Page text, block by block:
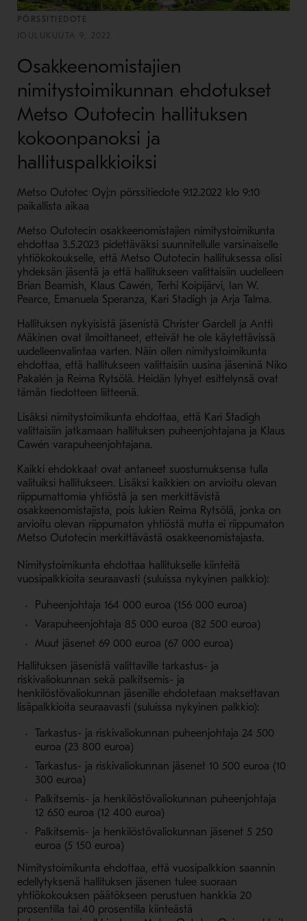
PÖRSSITIEDOTE
JOULUKUUTA 9, 2022
Osakkeenomistajien
nimitystoimikunnan ehdotukset
Metso Outotecin hallituksen
kokoonpanoksi ja
hallituspalkkioiksi
Metso Outotec Oyj:n pörssitiedote 9.12.2022 klo 9:10
paikallista aikaa
Metso Outotecin osakkeenomistajien nimitystoimikunta
ehdottaa 3.5.2023 pidettäväksi suunnitellulle varsinaiselle
yhtiökokoukselle, että Metso Outotecin hallituksessa olisi
yhdeksän jäsentä ja että hallitukseen valittaisiin uudelleen
Brian Beamish, Klaus Cawén, Terhi Koipijärvi, Ian W.
Pearce, Emanuela Speranza, Kari Stadigh ja Arja Talma.
Hallituksen nykyisistä jäsenistä Christer Gardell ja Antti
Mäkinen ovat ilmoittaneet, etteivät he ole käytettävissä
uudelleenvalintaa varten. Näin ollen nimitystoimikunta
ehdottaa, että hallitukseen valittaisiin uusina jäseninä Niko
Pakalén ja Reima Rytsölä. Heidän lyhyet esittelynsä ovat
tämän tiedotteen liitteenä.
Lisäksi nimitystoimikunta ehdottaa, että Kari Stadigh
valittaisiin jatkamaan hallituksen puheenjohtajana ja Klaus
Cawén varapuheenjohtajana.
Kaikki ehdokkaat ovat antaneet suostumuksensa tulla
valituiksi hallitukseen. Lisäksi kaikkien on arvioitu olevan
riippumattomia yhtiöstä ja sen merkittävistä
osakkeenomistajista, pois lukien Reima Rytsölä, jonka on
arvioitu olevan riippumaton yhtiöstä mutta ei riippumaton
Metso Outotecin merkittävästä osakkeenomistajasta.
Nimitystoimikunta ehdottaa hallitukselle kiinteitä
vuosipalkkioita seuraavasti (suluissa nykyinen palkkio):
Puheenjohtaja 164 000 euroa (156 000 euroa)
Varapuheenjohtaja 85 000 euroa (82 500 euroa)
Muut jäsenet 69 000 euroa (67 000 euroa)
Hallituksen jäsenistä valittaville tarkastus- ja
riskivaliokunnan sekä palkitsemis- ja
henkilöstövaliokunnan jäsenille ehdotetaan maksettavan
lisäpalkkioita seuraavasti (suluissa nykyinen palkkio):
Tarkastus- ja riskivaliokunnan puheenjohtaja 24 500
euroa (23 800 euroa)
Tarkastus- ja riskivaliokunnan jäsenet 10 500 euroa (10
300 euroa)
Palkitsemis- ja henkilöstövaliokunnan puheenjohtaja
12 650 euroa (12 400 euroa)
Palkitsemis- ja henkilöstövaliokunnan jäsenet 5 250
euroa (5 150 euroa)
Nimitystoimikunta ehdottaa, että vuosipalkkion saannin
edellytyksenä hallituksen jäsenen tulee suoraan
yhtiökokouksen päätökseen perustuen hankkia 20
prosentilla tai 40 prosentilla kiinteästä